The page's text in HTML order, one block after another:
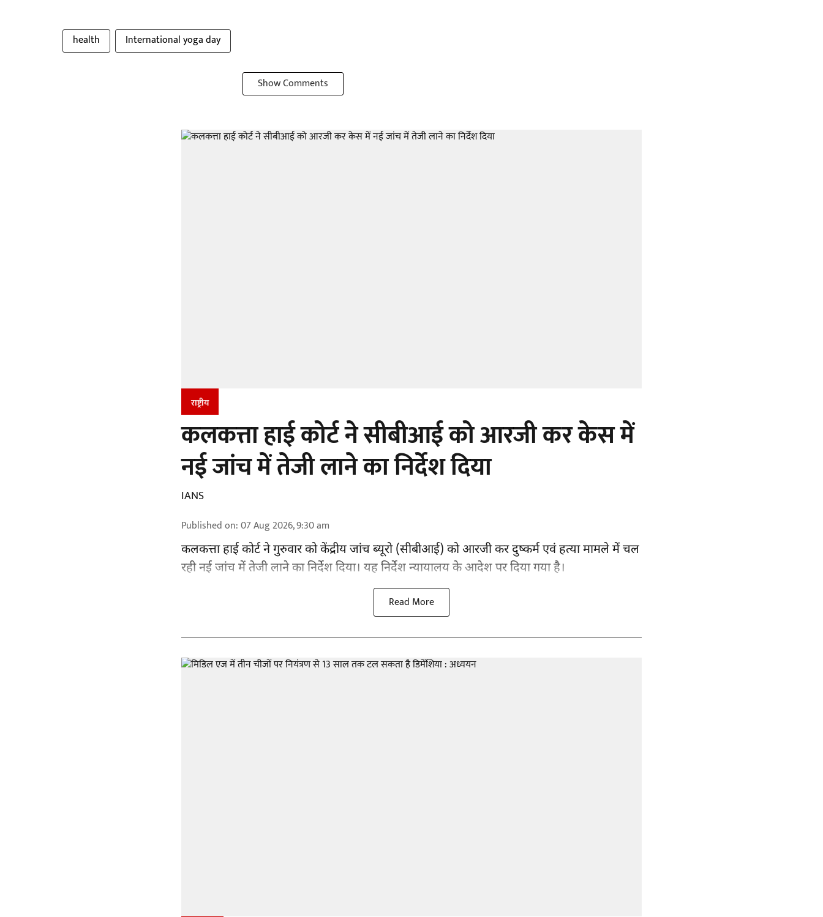
health International yoga day
Show Comments
राष्ट्रीय
कलकत्ता हाई कोर्ट ने सीबीआई को आरजी कर केस में
नई जांच में तेजी लाने का निर्देश दिया
IANS
Published on:07 Aug 2026, 9:30 am
कलकत्ता हाई कोर्ट ने गुरुवार को केंद्रीय जांच ब्यूरो (सीबीआई) कोआरजी कर दुष्कर्म एवं हत्या मामलेमें चल
रही नई जांच में तेजी लाने का निर्देश दिया। यह निर्देश न्यायालय के आदेश पर दिया गया है।
Read More